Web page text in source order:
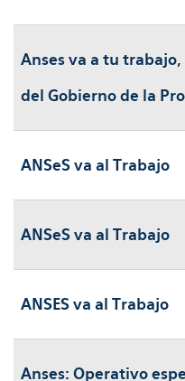
Anses va a tu
del Gobierno de la
ANSeS va al Trabajo
ANSeS va al Trabajo
ANSES va al Trabajo
Anses: Operativo